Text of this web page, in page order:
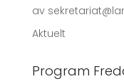
av
Aktuelt
Program